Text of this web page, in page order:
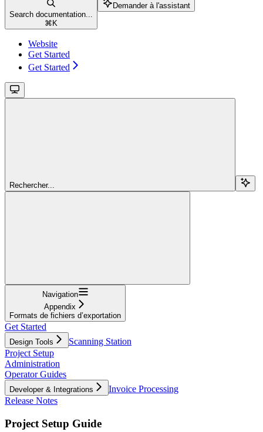
Search documentation...
⌘ K
Demander à l'assistant
Website
Get Started
Get Started
Rechercher...
Navigation
Appendix
Formats de fichiers d’exportation
Get Started
Design Tools
Scanning Station
Project Setup
Administration
Operator Guides
Developer & Integrations
Invoice Processing
Release Notes
Project Setup Guide